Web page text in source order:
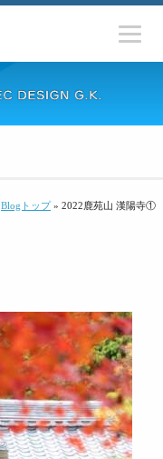
Blogトップ» 2022鹿苑山 漢陽寺①